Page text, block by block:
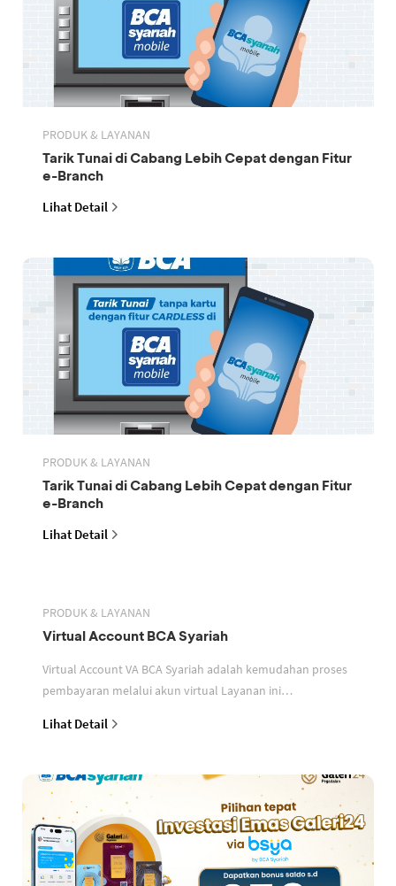
PRODUK & LAYANAN
Tarik Tunai di Cabang Lebih Cepat dengan Fitur
e-Branch
Lihat Detail
PRODUK & LAYANAN
Tarik Tunai di Cabang Lebih Cepat dengan Fitur
e-Branch
Lihat Detail
PRODUK & LAYANAN
Virtual Account BCA Syariah
Virtual Account VA BCA Syariah adalah kemudahan proses
pembayaran melalui akun virtual Layanan ini
setiap
Lihat Detail